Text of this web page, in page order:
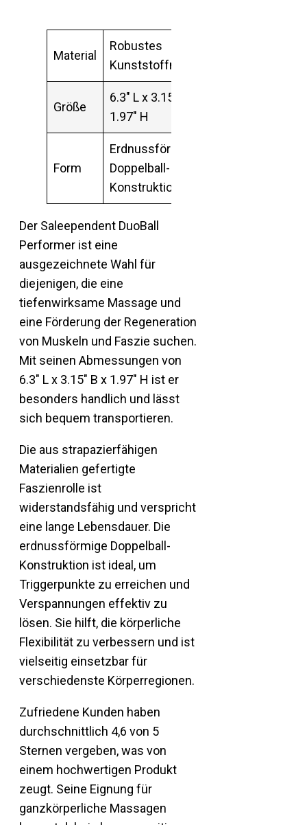
Material
Robustes
Kunststoffmaterial
Größe
6.3″ L x 3.15″ B x
1.97″ H
Form
Erdnussförmige
Doppelball-
Konstruktion
Der Saleependent DuoBall
Performer ist eine
ausgezeichnete Wahl für
diejenigen, die eine
tiefenwirksame Massage und
eine Förderung der Regeneration
von Muskeln und Faszie suchen.
Mit seinen Abmessungen von
6.3″ L x 3.15″ B x 1.97″ H ist er
besonders handlich und lässt
sich bequem transportieren.
Die aus strapazierfähigen
Materialien gefertigte
Faszienrolle ist
widerstandsfähig und verspricht
eine lange Lebensdauer. Die
erdnussförmige Doppelball-
Konstruktion ist ideal, um
Triggerpunkte zu erreichen und
Verspannungen effektiv zu
lösen. Sie hilft, die körperliche
Flexibilität zu verbessern und ist
vielseitig einsetzbar für
verschiedenste Körperregionen.
Zufriedene Kunden haben
durchschnittlich 4,6 von 5
Sternen vergeben, was von
einem hochwertigen Produkt
zeugt. Seine Eignung für
ganzkörperliche Massagen